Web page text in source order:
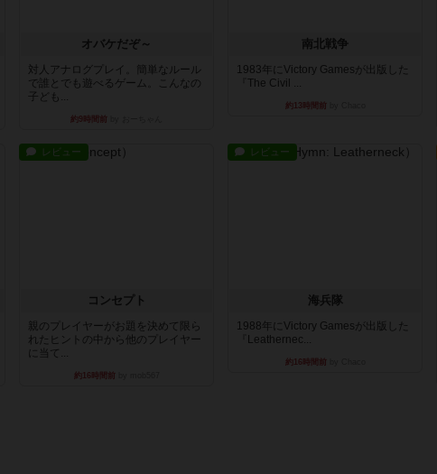
オバケだぞ～
対人アナログプレイ。簡単なルール
で誰とでも遊べるゲーム。こんなの
子ども...
約9時間前
南北戦争
1983年にVictory Gamesが出版した
『The Civil ...
約13時間前
レビュー
コンセプト
親のプレイヤーがお題を決めて限ら
れたヒントの中から他のプレイヤー
に当て...
約16時間前
レビュー
海兵隊
1988年にVictory Gamesが出版した
『Leathernec...
約16時間前